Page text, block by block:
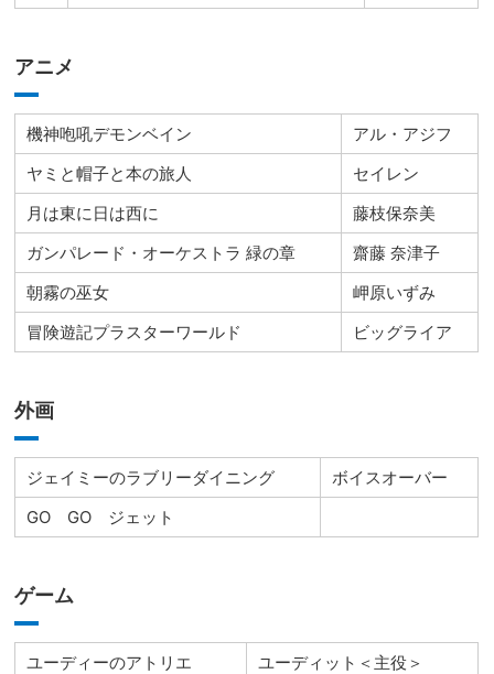
アニメ
機神咆吼デモンベイン
アル・アジフ
ヤミと帽子と本の旅人
セイレン
月は東に日は西に
藤枝保奈美
ガンパレード・オーケストラ 緑の章
齋藤 奈津子
朝霧の巫女
岬原いずみ
冒険遊記プラスターワールド
ビッグライア
外画
ジェイミーのラブリーダイニング
ボイスオーバー
GO GO ジェット
ゲーム
ユーディーのアトリエ ユーディット＜主役＞